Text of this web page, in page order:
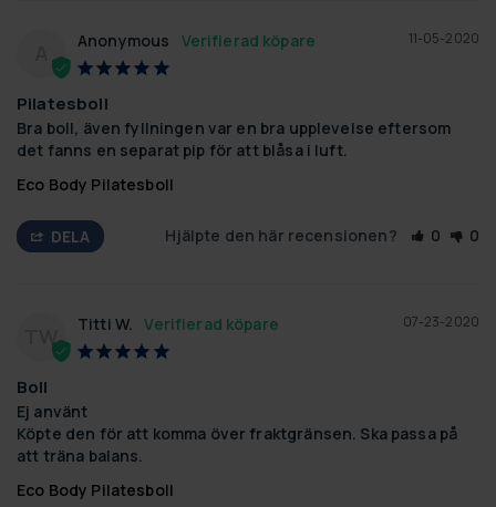
11-05-2020
Anonymous
Pilatesboll
Bra boll, även fyllningen var en bra upplevelse eftersom
det fanns en separat pip för att blåsa i luft.
Eco Body Pilatesboll
DELA Hjälpte den här recensionen? 0 0
TW
07-23-2020
Titti W.
Boll
Ej använt
Köpte den för att komma över fraktgränsen. Ska passa på
att träna balans.
Eco Body Pilatesboll